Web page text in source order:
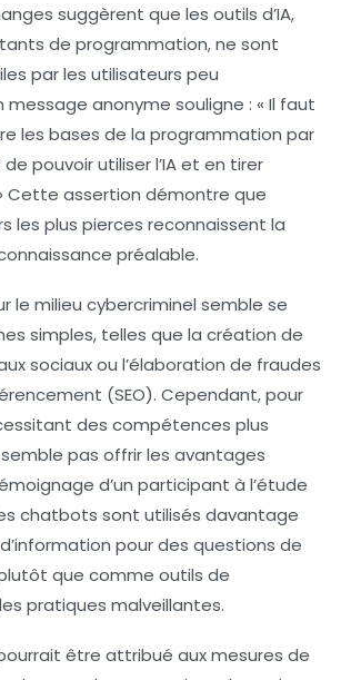
suggèrent que les outils d’IA,
de programmation, ne sont
par les utilisateurs peu
message anonyme souligne : « Il faut
les bases de la programmation par
pouvoir utiliser l’IA et en tirer
» Cette assertion démontre que
les plus pierces reconnaissent la
préalable.
le milieu cybercriminel semble se
simples, telles que la création de
sociauxou l’élaboration de fraudes
(SEO). Cependant, pour
des compétences plus
semble pas offrir les avantages
d’un participant à l’étude
chatbots sont utilisés davantage
pour des questions de
que comme outils de
pratiques malveillantes.
être attribué aux mesures de